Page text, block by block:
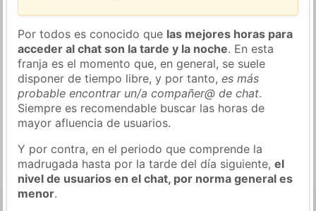
Por todos es conocido que las mejores horas para
acceder al chat son la tarde y la noche. En esta
franja es el momento que, en general, se suele
disponer de tiempo libre, y por tanto,es más
probable encontrar un/a compañer@ de chat.
Siempre es recomendable buscar las horas de
mayor afluencia de usuarios.
Y por contra, en el periodo que comprende la
madrugada hasta por la tarde del día siguiente,el
nivel de usuarios en el chat, por norma general es
menor.